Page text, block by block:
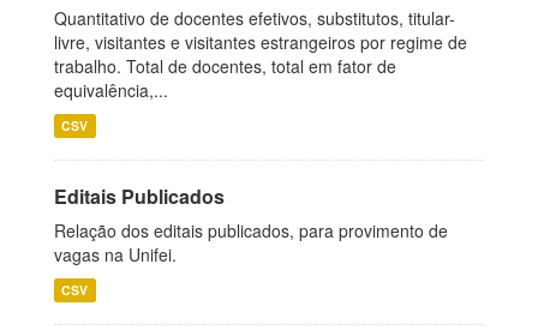
Quantitativo de docentes efetivos, substitutos, titular-
livre, visitantes e visitantes estrangeiros por regime de
trabalho. Total de docentes, total em fator de
equivalência,...
CSV
Editais Publicados
Relação dos editais publicados, para provimento de
vagas na Unifei.
CSV